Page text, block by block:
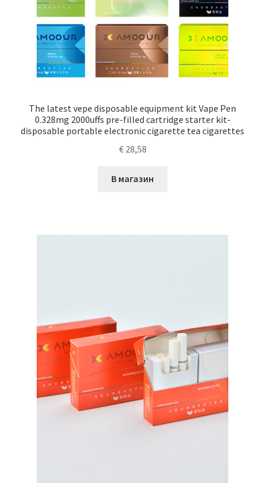
The latest vepe disposable equipment kit Vape Pen
0.328mg 2000uffs pre-filled cartridge starter kit-
disposable portable electronic cigarette tea cigarettes
€28,58
В магазин